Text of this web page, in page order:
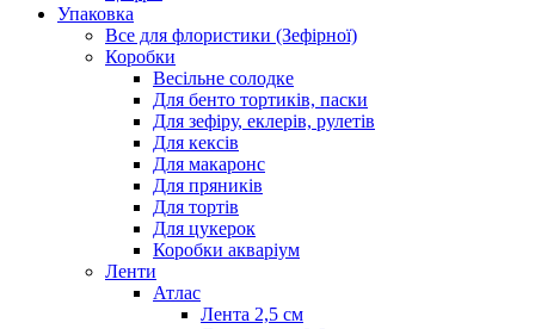
Упаковка
Все для флористики (Зефірної)
Коробки
Весільне солодке
Для бенто тортиків, паски
Для зефіру, еклерів, рулетів
Для кексів
Для макаронс
Для пряників
Для тортів
Для цукерок
Коробки акваріум
Ленти
Атлас
Лента 2,5 см